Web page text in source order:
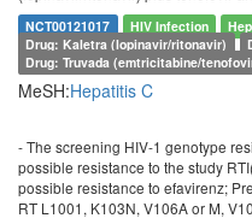
NCT00121017 HIV Infection
Drug: Kaletra (lopinavir/ritonavir)
Drug: Truvada (emtricitabine/
MeSH:Hepatitis C
- The screening HIV-1 genotype
possible resistance to the study
possible resistance to efavirenz;
RT L1001, K103N, V106A or M,